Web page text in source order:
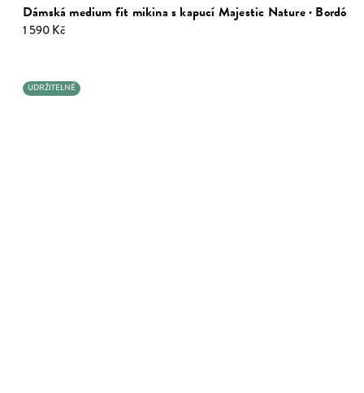
Dámská medium fit mikina s kapucí Majestic Nature · Bordó
1 590 Kč
UDRŽITELNÉ